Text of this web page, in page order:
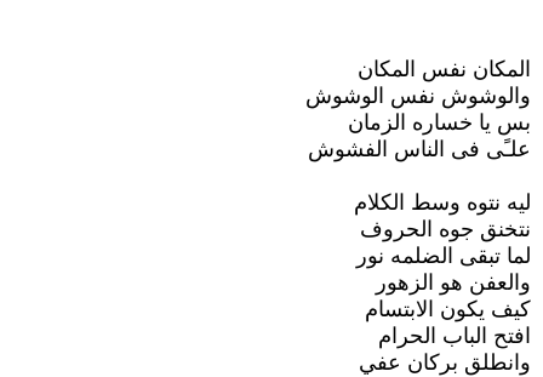
المكان نفس المكان
والوشوش نفس الوشوش
بس يا خساره الزمان
علـًى فى الناس الفشوش
ليه نتوه وسط الكلام
نتخنق جوه الحروف
لما تبقى الضلمه نور
والعفن هو الزهور
كيف يكون الابتسام
افتح الباب الحرام
وانطلق بركان عفي